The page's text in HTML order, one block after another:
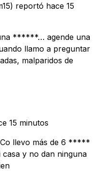
reportó hace 15
******… agende una
llamo a preguntar
malparidos de
15 minutos
llevo más de 6 *****
y no dan ninguna